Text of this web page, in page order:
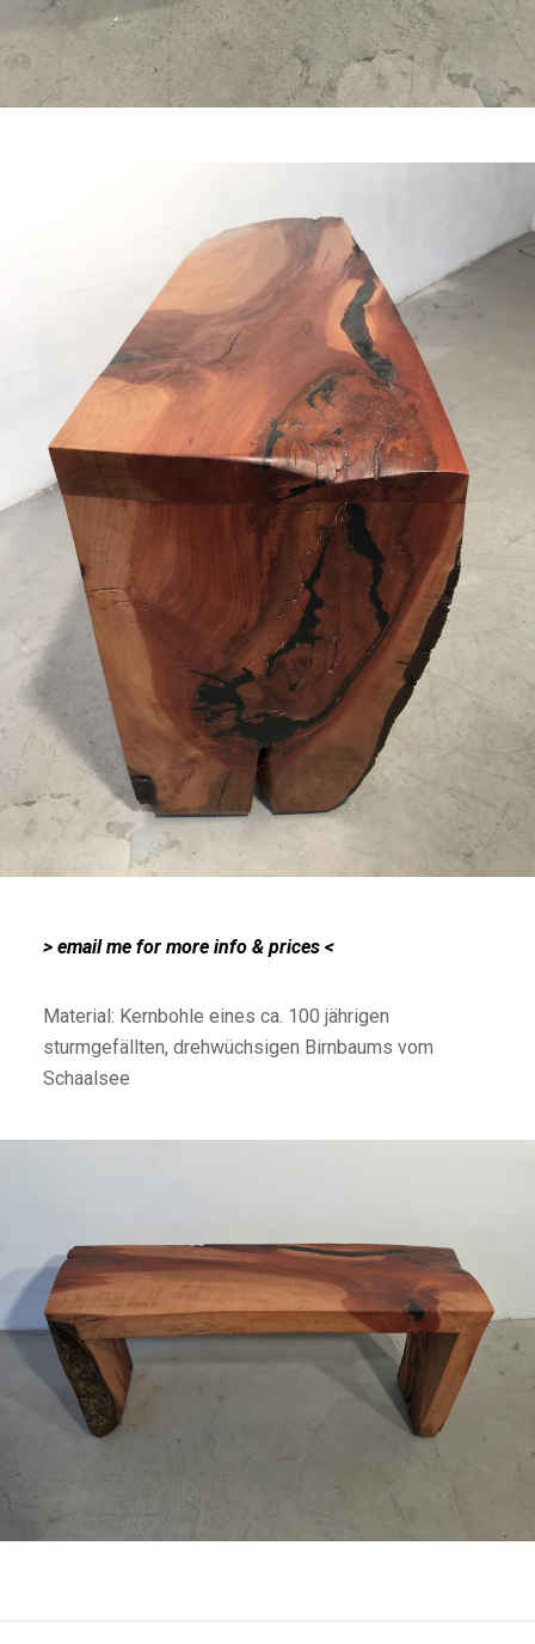
> email me for more info & prices <
Material: Kernbohle eines ca. 100 jährigen
sturmgefällten, drehwüchsigen Birnbaums vom
Schaalsee